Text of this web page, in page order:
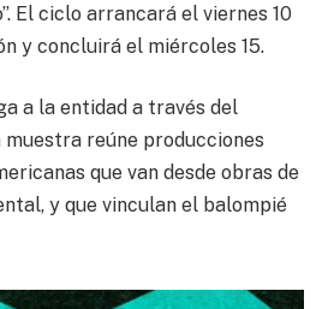
El ciclo arrancará el viernes 10
y concluirá el miércoles 15.
a la entidad a través del
muestra reúne producciones
que van desde obras de
y que vinculan el balompié